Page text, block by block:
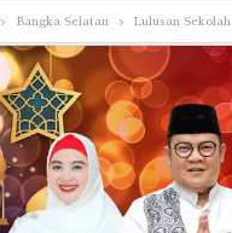
Bangka Selatan Lulusan